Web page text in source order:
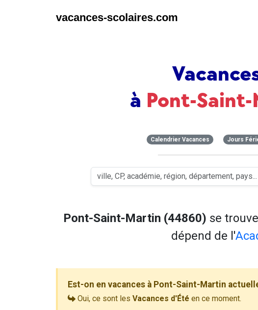
vacances-scolaires.com
à Pont-
Calendrier Vacances Jours
Pont-Saint-Martin (44860) se
dépend de l'
Est-on en vacances à Pont-Saint-Martin
Oui, ce sont les Vacances d'Été en ce moment.